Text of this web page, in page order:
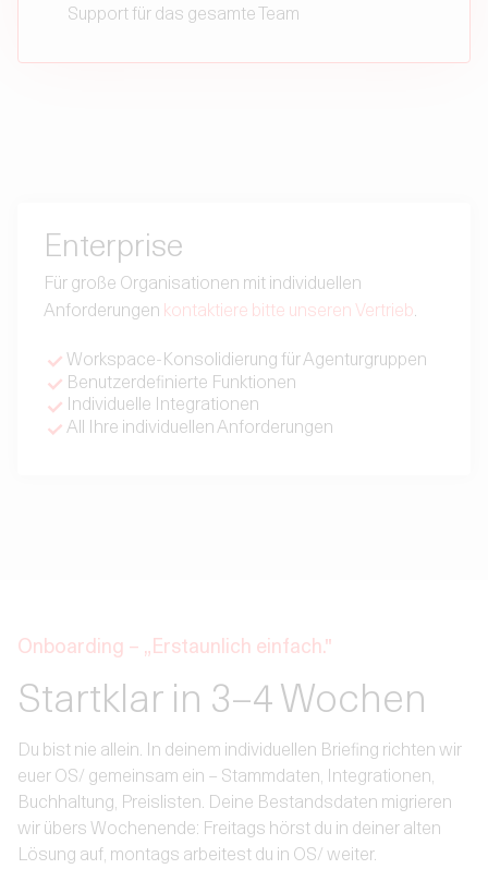
Support für das gesamte Team
Enterprise
Für große Organisationen mit individuellen
Anforderungen kontaktiere bitte unseren Vertrieb.
Workspace-Konsolidierung für Agenturgruppen
Benutzerdefinierte Funktionen
Individuelle Integrationen
All Ihre individuellen Anforderungen
Onboarding – „Erstaunlich einfach."
Startklar in 3–4 Wochen
Du bist nie allein. In deinem individuellen Briefing richten wir
euer OS/ gemeinsam ein – Stammdaten, Integrationen,
Buchhaltung, Preislisten. Deine Bestandsdaten migrieren
wir übers Wochenende: Freitags hörst du in deiner alten
Lösung auf, montags arbeitest du in OS/ weiter.